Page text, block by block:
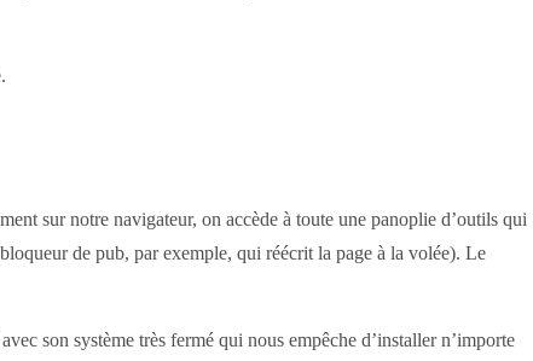
sur notre navigateur, on accède à toute une panoplie d’outils qui
de pub, par exemple, qui réécrit la page à la volée). Le
son système très fermé qui nous empêche d’installer n’importe